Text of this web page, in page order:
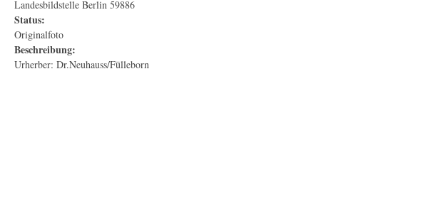
Landesbildstelle Berlin 59886
Status:
Originalfoto
Beschreibung:
Urherber: Dr.Neuhauss/Fülleborn